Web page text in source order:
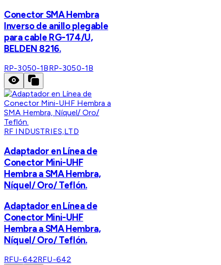
Conector SMA Hembra
Inverso de anillo plegable
para cable RG-174/U,
BELDEN 8216.
RP-3050-1BRP-3050-1B
RF INDUSTRIES,LTD
Adaptador en Línea de
Conector Mini-UHF
Hembra a SMA Hembra,
Níquel/ Oro/ Teflón.
Adaptador en Línea de
Conector Mini-UHF
Hembra a SMA Hembra,
Níquel/ Oro/ Teflón.
RFU-642RFU-642